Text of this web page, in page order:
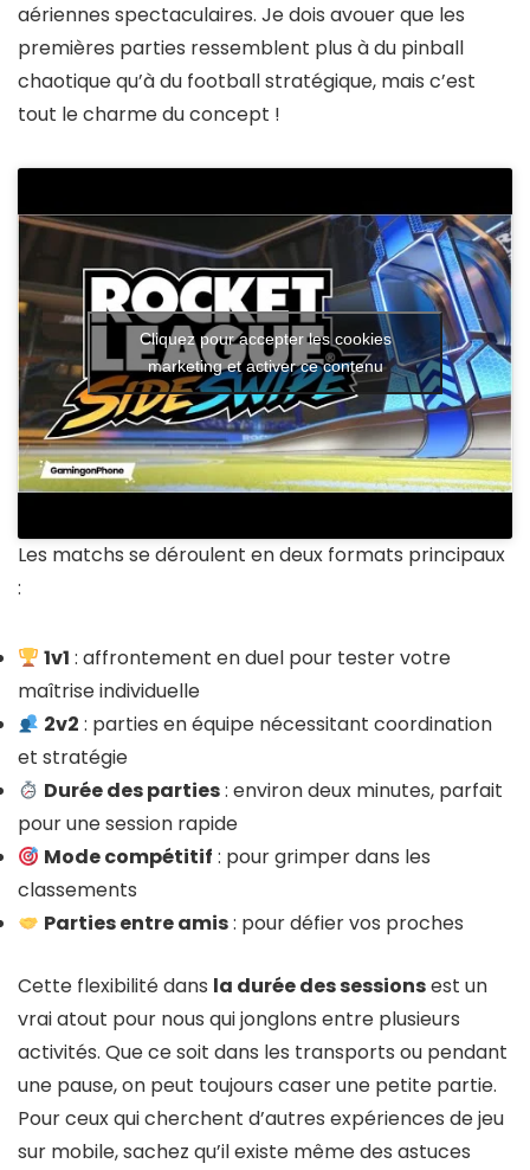
aériennes spectaculaires. Je dois avouer que les
premières parties ressemblent plus à du pinball
chaotique qu’à du football stratégique, mais c’est
tout le charme du concept !
Cliquez pour accepter les cookies
marketing et activer ce contenu
Les matchs se déroulent en deux formats principaux
:
1v1 : affrontement en duel pour tester votre
maîtrise individuelle
2v2 : parties en équipe nécessitant coordination
et stratégie
Durée des parties: environ deux minutes, parfait
pour une session rapide
Mode compétitif : pour grimper dans les
classements
Parties entre amis: pour défier vos proches
Cette flexibilité dans la durée des sessionsest un
vrai atout pour nous qui jonglons entre plusieurs
activités. Que ce soit dans les transports ou pendant
une pause, on peut toujours caser une petite partie.
Pour ceux qui cherchent d’autres expériences de jeu
sur mobile, sachez qu’il existe même des astuces